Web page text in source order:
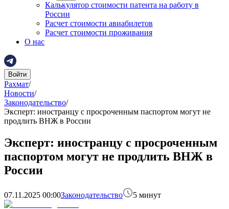
Калькулятор стоимости патента на работу в
России
Расчет стоимости авиабилетов
Расчет стоимости проживания
О нас
Войти
Рахмат/
Новости/
Законодательство/
Эксперт: иностранцу с просроченным паспортом могут не
продлить ВНЖ в России
Эксперт: иностранцу с просроченным
паспортом могут не продлить ВНЖ в
России
07.11.2025 00:00Законодательство 5 минут